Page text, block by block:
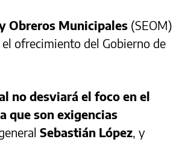
Obreros Municipales (SEOM)
ofrecimiento del Gobierno de
no desviará el foco en el
que son exigencias
Sebastián López, y